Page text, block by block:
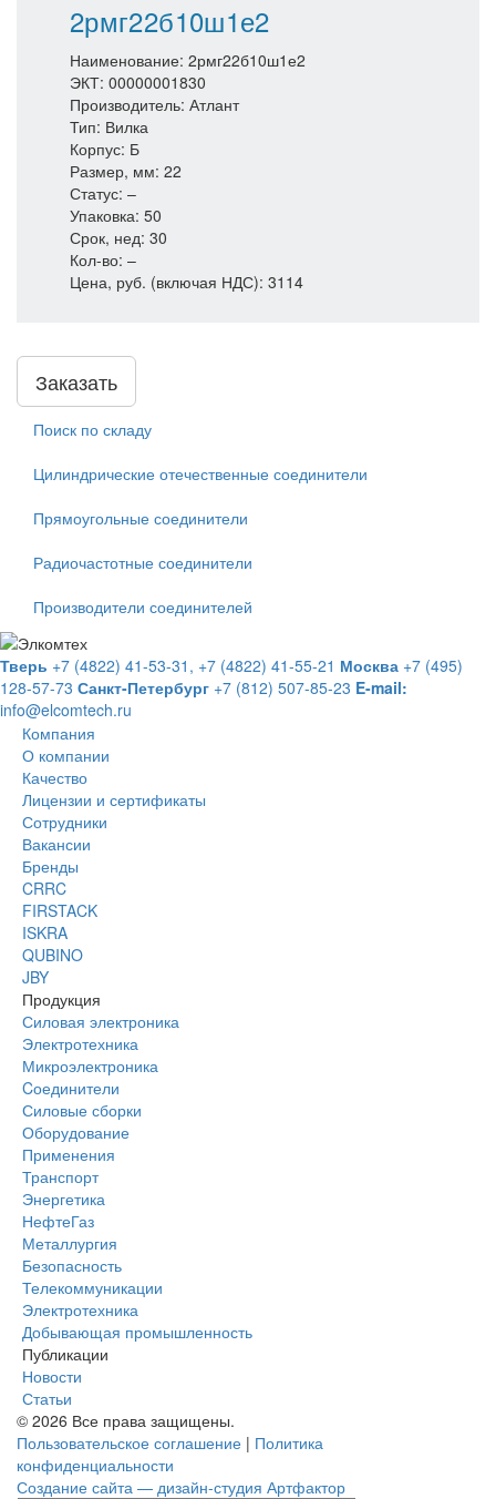
2рмг22б10ш1е2
Наименование: 2рмг22б10ш1е2
ЭКТ: 00000001830
Производитель: Атлант
Тип: Вилка
Корпус: Б
Размер, мм: 22
Статус: –
Упаковка: 50
Срок, нед: 30
Кол-во: –
Цена, руб. (включая НДС): 3114
Заказать
Поиск по складу
Цилиндрические отечественные соединители
Прямоугольные соединители
Радиочастотные соединители
Производители соединителей
Тверь +7 (4822) 41-53-31, +7 (4822) 41-55-21 Москва +7 (495)
128-57-73 Санкт-Петербург +7 (812) 507-85-23 E-mail:
info@elcomtech.ru
Компания
О компании
Качество
Лицензии и сертификаты
Сотрудники
Вакансии
Бренды
CRRC
FIRSTACK
ISKRA
QUBINO
JBY
Продукция
Силовая электроника
Электротехника
Микроэлектроника
Cоединители
Силовые сборки
Оборудование
Применения
Транспорт
Энергетика
НефтеГаз
Металлургия
Безопасность
Телекоммуникации
Электротехника
Добывающая промышленность
Публикации
Новости
Статьи
© 2026 Все права защищены.
Пользовательское соглашение | Политика
конфиденциальности
Создание сайта — дизайн-студия Артфактор